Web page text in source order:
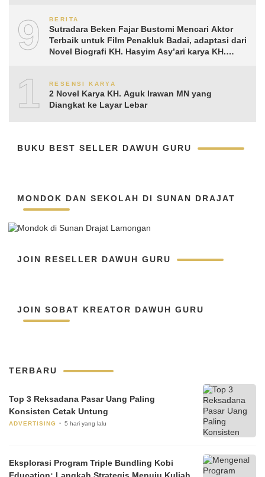
9 BERITA
Sutradara Beken Fajar Bustomi Mencari Aktor
Terbaik untuk Film Penakluk Badai, adaptasi dari
Novel Biografi KH. Hasyim Asy’ari karya KH.
10RESENSI KARYA
2 Novel Karya KH. Aguk Irawan MN yang
Diangkat ke Layar Lebar
BUKU BEST SELLER DAWUH GURU
MONDOK DAN SEKOLAH DI SUNAN DRAJAT
JOIN RESELLER DAWUH GURU
JOIN SOBAT KREATOR DAWUH GURU
TERBARU
Top 3 Reksadana Pasar Uang Paling
Konsisten Cetak Untung
ADVERTISING 5 hari yang lalu
Eksplorasi Program Triple Bundling Kobi